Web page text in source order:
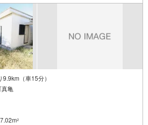
（車15分）
亀
2